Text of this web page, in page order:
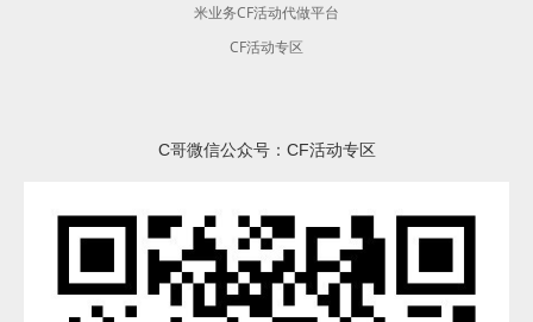
米业务CF活动代做平台
CF活动专区
C哥微信公众号：CF活动专区